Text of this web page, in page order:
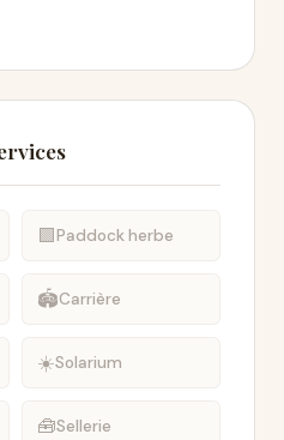
🟩Paddock herbe
🏟️Carrière
☀️Solarium
🧰Sellerie